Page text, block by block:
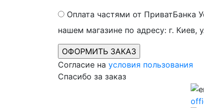
Оплата частями от ПриватБанка
нашем магазине по адресу: г. Киев,
Согласие на условия пользования
Спасибо за заказ